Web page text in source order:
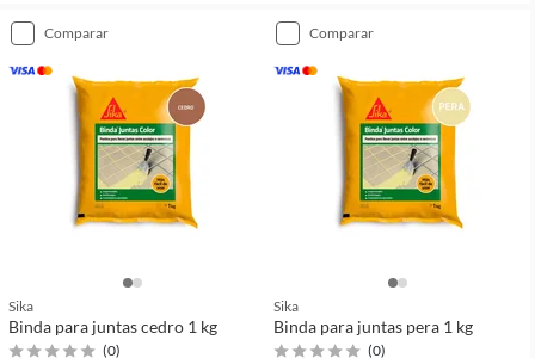
comparar
Sika
Binda para juntas cedro 1 kg
(0)
comparar
Sika
Binda para juntas pera 1 kg
(0)